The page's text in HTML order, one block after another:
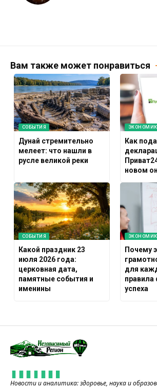
Вам также может понравиться
СОБЫТИЯ
Дунай стремительно
мелеет: что нашли в
русле великой реки
Как
новом
СОБЫТИЯ
Какой праздник 23
июля 2026 года:
церковная дата,
памятные события и
именины
Почему
для
правила
успеха
Новости и аналитика: здоровье, наука и